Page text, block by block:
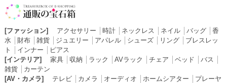
[ファッション] アクセサリー 時計│ ネックレス ネイル│ バッグ│ 香
水
財布│ 雑貨│ ジュエリー アパレル│ シューズ│ リング│ ブレスレッ
ト
インナー
ピアス
[インテリア]
家具│ 収納 ラック AVラック チェア ベッド バス
雑貨│ カーテン
[AV・カメラ]
テレビ│ カメラ オーディオ ホームシアター
プレーヤ